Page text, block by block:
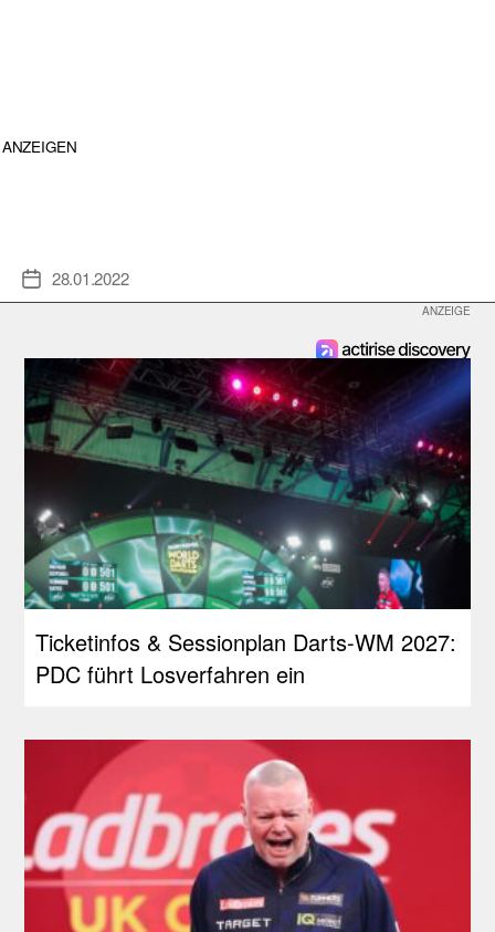
ANZEIGEN
Veröffentlichungsdatum
28.01.2022
Ticketinfos & Sessionplan Darts-WM 2027:
PDC führt Losverfahren ein